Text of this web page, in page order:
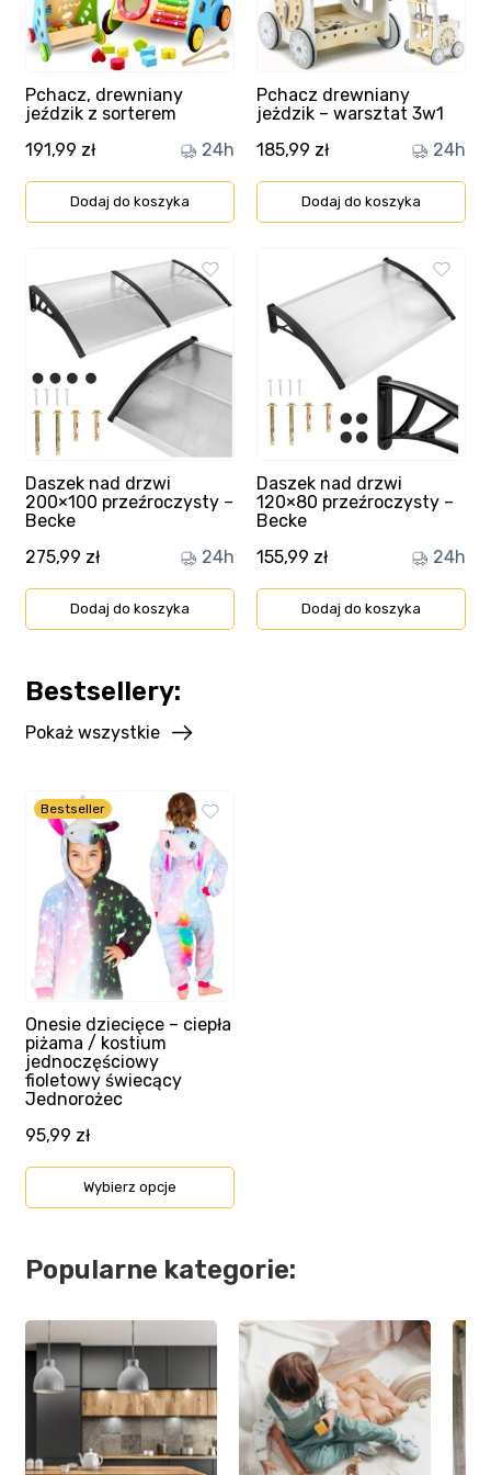
Ulubione
Wysyłka i płatność
Pchacz, drewniany
jeździk z sorterem
191,99 zł 24h
Dodaj do koszyka
Pchacz drewniany
jeżdzik – warsztat 3w1
185,99 zł 24h
Dodaj do koszyka
Daszek nad drzwi
200×100 przeźroczysty –
Becke
275,99 zł 24h
Dodaj do koszyka
Daszek nad drzwi
120×80 przeźroczysty –
Becke
155,99 zł 24h
Dodaj do koszyka
Bestsellery:
Pokaż wszystkie
Bestseller
Onesie dziecięce – ciepła
piżama / kostium
jednoczęściowy
fioletowy świecący
Jednorożec
95,99 zł
Wybierz opcje
Ten
produkt
wiele
wariantów.
Opcje
można
wybrać
na
stronie
produktu
Popularne kategorie: